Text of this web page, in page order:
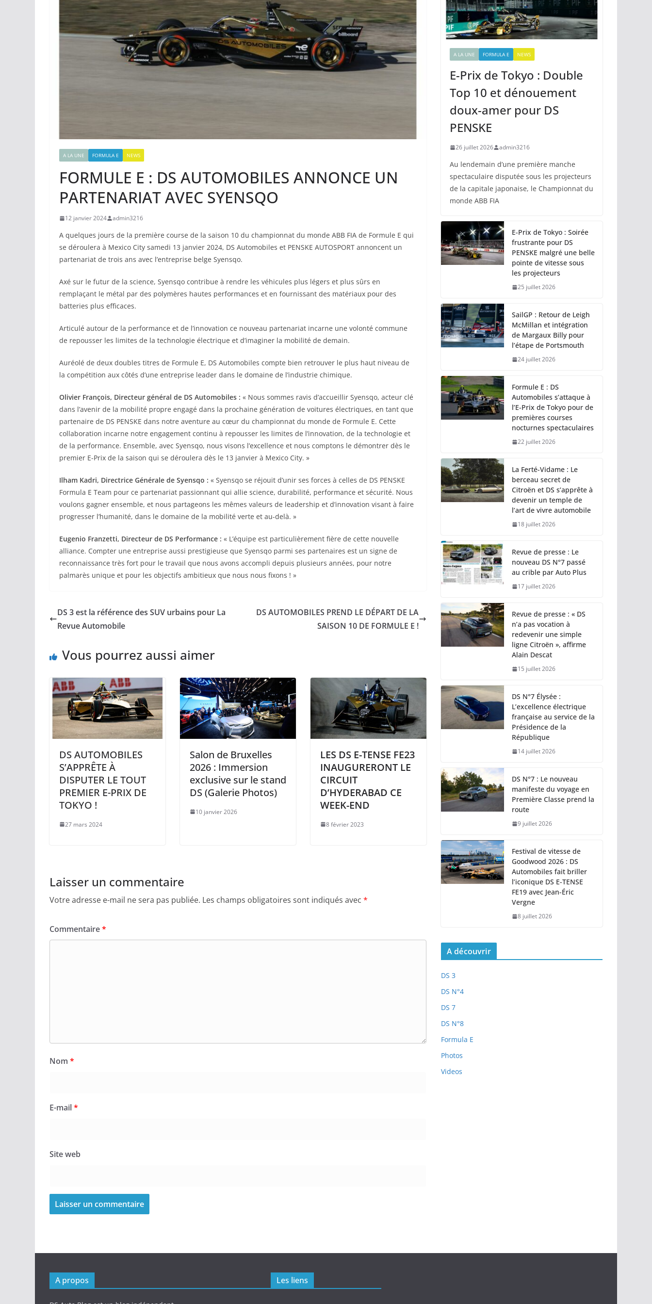
A LA UNE FORMULA E NEWS
FORMULE E : DS AUTOMOBILES ANNONCE UN
PARTENARIAT AVEC SYENSQO
12 janvier 2024 admin3216
A quelques jours de la première course de la saison 10 du championnat du monde ABB FIA de Formule E qui
se déroulera à Mexico City samedi 13 janvier 2024, DS Automobiles et PENSKE AUTOSPORT annoncent un
partenariat de trois ans avec l’entreprise belge Syensqo.
Axé sur le futur de la science, Syensqo contribue à rendre les véhicules plus légers et plus sûrs en
remplaçant le métal par des polymères hautes performances et en fournissant des matériaux pour des
batteries plus efficaces.
Articulé autour de la performance et de l’innovation ce nouveau partenariat incarne une volonté commune
de repousser les limites de la technologie électrique et d’imaginer la mobilité de demain.
Auréolé de deux doubles titres de Formule E, DS Automobiles compte bien retrouver le plus haut niveau de
la compétition aux côtés d’une entreprise leader dans le domaine de l’industrie chimique.
Olivier François, Directeur général de DS Automobiles : « Nous sommes ravis d’accueillir Syensqo, acteur clé
dans l’avenir de la mobilité propre engagé dans la prochaine génération de voitures électriques, en tant que
partenaire de DS PENSKE dans notre aventure au cœur du championnat du monde de Formule E. Cette
collaboration incarne notre engagement continu à repousser les limites de l’innovation, de la technologie et
de la performance. Ensemble, avec Syensqo, nous visons l’excellence et nous comptons le démontrer dès le
premier E-Prix de la saison qui se déroulera dès le 13 janvier à Mexico City. »
Ilham Kadri, Directrice Générale de Syensqo : « Syensqo se réjouit d’unir ses forces à celles de DS PENSKE
Formula E Team pour ce partenariat passionnant qui allie science, durabilité, performance et sécurité. Nous
voulons gagner ensemble, et nous partageons les mêmes valeurs de leadership et d’innovation visant à faire
progresser l’humanité, dans le domaine de la mobilité verte et au-delà. »
Eugenio Franzetti, Directeur de DS Performance : « L’équipe est particulièrement fière de cette nouvelle
alliance. Compter une entreprise aussi prestigieuse que Syensqo parmi ses partenaires est un signe de
reconnaissance très fort pour le travail que nous avons accompli depuis plusieurs années, pour notre
palmarès unique et pour les objectifs ambitieux que nous nous fixons ! »
DS 3 est la référence des SUV urbains pour La
Revue Automobile
DS AUTOMOBILES PREND LE DÉPART DE LA
SAISON 10 DE FORMULE E !
Vous pourrez aussi aimer
DS AUTOMOBILES
S’APPRÊTE À
DISPUTER LE TOUT
PREMIER E-PRIX DE
TOKYO !
27 mars 2024
Salon de Bruxelles
2026 : Immersion
exclusive sur le stand
DS (Galerie Photos)
10 janvier 2026
LES DS E-TENSE FE23
INAUGURERONT LE
CIRCUIT
D’HYDERABAD CE
WEEK-END
8 février 2023
Laisser un commentaire
Votre adresse e-mail ne sera pas publiée. Les champs obligatoires sont indiqués avec *
Commentaire*
Nom *
E-mail*
Site web
A LA UNE FORMULA E NEWS
E-Prix de Tokyo : Double
Top 10 et dénouement
doux-amer pour DS
PENSKE
26 juillet 2026 admin3216
Au lendemain d’une première manche
spectaculaire disputée sous les projecteurs
de la capitale japonaise, le Championnat du
monde ABB FIA
E-Prix de Tokyo : Soirée
frustrante pour DS
PENSKE malgré une belle
pointe de vitesse sous
les projecteurs
25 juillet 2026
SailGP : Retour de Leigh
McMillan et intégration
de Margaux Billy pour
l’étape de Portsmouth
24 juillet 2026
Formule E : DS
Automobiles s’attaque à
l’E-Prix de Tokyo pour de
premières courses
nocturnes spectaculaires
22 juillet 2026
La Ferté-Vidame : Le
berceau secret de
Citroën et DS s’apprête à
devenir un temple de
l’art de vivre automobile
18 juillet 2026
Revue de presse : Le
nouveau DS N°7 passé
au crible par Auto Plus
17 juillet 2026
Revue de presse : « DS
n’a pas vocation à
redevenir une simple
ligne Citroën », affirme
Alain Descat
15 juillet 2026
DS N°7 Élysée :
L’excellence électrique
française au service de la
Présidence de la
République
14 juillet 2026
DS N°7 : Le nouveau
manifeste du voyage en
Première Classe prend la
route
9 juillet 2026
Festival de vitesse de
Goodwood 2026 : DS
Automobiles fait briller
l’iconique DS E-TENSE
FE19 avec Jean-Éric
Vergne
8 juillet 2026
A découvrir
DS 3
DS N°4
DS 7
DS N°8
Formula E
Photos
Videos
A propos Les liens